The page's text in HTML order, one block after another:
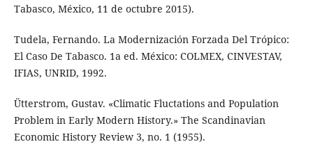
Tabasco, México, 11 de octubre 2015).
Tudela, Fernando. La Modernización Forzada Del Trópico:
El Caso De Tabasco. 1a ed. México: COLMEX, CINVESTAV,
IFIAS, UNRID, 1992.
Ütterstrom, Gustav. «Climatic Fluctations and Population
Problem in Early Modern History.» The Scandinavian
Economic History Review 3, no. 1 (1955).